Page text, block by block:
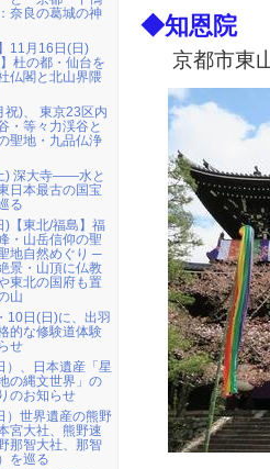
◆知恩院
京都市東
奈良の葛城の神
11月16日(日)
】杜の都・仙台を
仏閣と北山界隈
祝)、 東京23区内
・等々力渓谷と
聖地・九品仏浄
) 深大寺――水と
日本最古の国宝
る
)【東北/福島】福
・山岳信仰の聖
地自然めぐり ─
景・山頂に仏教
東北の国府も置
山
10日(日)に、出羽
的な修験道体験
せ
）、日本遺産「星
の縄文世界」の
のお知らせ
）世界遺産の熊野
宮大社、熊野速
那智大社、那智
を巡る